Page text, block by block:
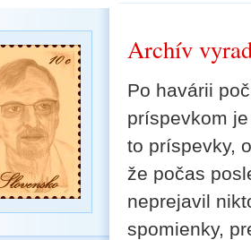
Archív
Po havárii
príspevkom
to príspevky,
že počas
neprejavil
spomienky,